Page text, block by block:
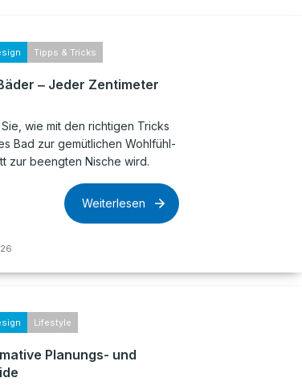
Tipps & Tricks
‒ Jeder Zentimeter
wie mit den richtigen Tricks
Bad zur gemütlichen Wohlfühl-
zur beengten Nische wird.
Weiterlesen
Lifestyle
Planungs- und